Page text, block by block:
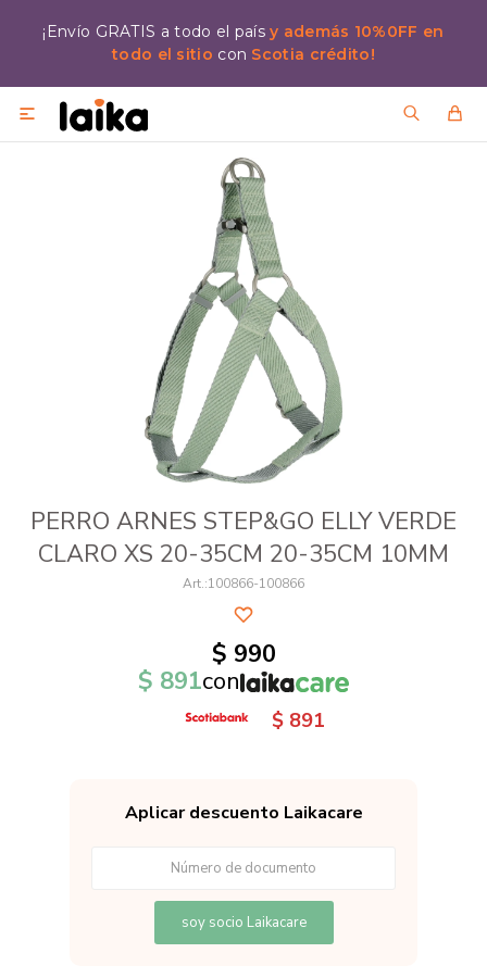
¡Envío GRATIS a todo el paísy además 10%0FF en
todo el sitio con Scotia crédito!

PERRO ARNES STEP&GO ELLY VERDE
CLARO XS 20-35CM 20-35CM 10MM
100866-100866
$ 990
$ 891con
$ 891
Aplicar descuento Laikacare
soy socio Laikacare